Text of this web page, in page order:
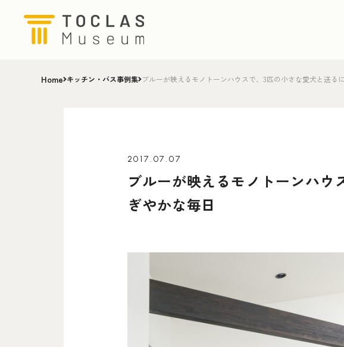
Home キッチン・バス事例集 ブルーが映えるモノトーンハウスで、3匹の小さな愛犬と送る
2017.07.07
ブルーが映えるモノトーンハウ
ぎやかな毎日